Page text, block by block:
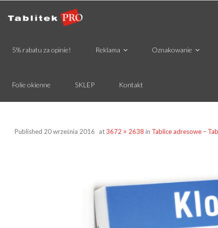
5% rabatu za opinie! Reklama Oznakowanie
Folie okienne SKLEP Kontakt
Published 20 września 2016 at3672 × 2638 in Tablice adresowe –